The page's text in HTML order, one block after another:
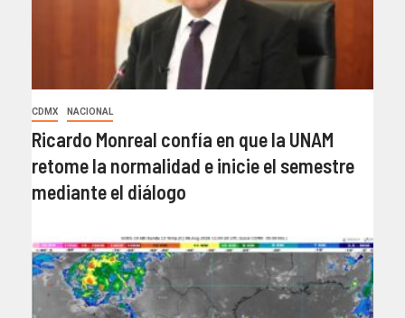
CDMX NACIONAL
Ricardo Monreal confía en que la UNAM
retome la normalidad e inicie el semestre
mediante el diálogo